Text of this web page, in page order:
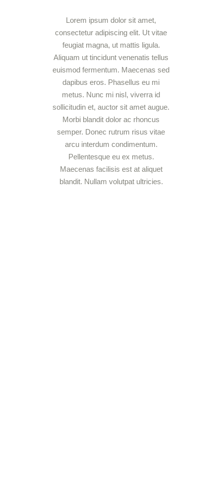
Lorem ipsum dolor sit amet,
consectetur adipiscing elit. Ut vitae
feugiat magna, ut mattis ligula.
Aliquam ut tincidunt venenatis tellus
euismod fermentum. Maecenas sed
dapibus eros. Phasellus eu mi
metus. Nunc mi nisl, viverra id
sollicitudin et, auctor sit amet augue.
Morbi blandit dolor ac rhoncus
semper. Donec rutrum risus vitae
arcu interdum condimentum.
Pellentesque eu ex metus.
Maecenas facilisis est at aliquet
blandit. Nullam volutpat ultricies.